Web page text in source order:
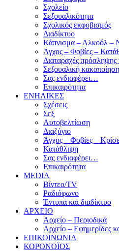
Σχολείο
Σεξουαλικότητα
Σχολικός εκφοβισμός
Διαδίκτυο
Κάπνισμα – Αλκοόλ –
Άγχος – Φοβίες –
Διαταραχές πρόσληψης
Σεξουαλική κακοποίηση
Σας ενδιαφέρει…
Επικαιρότητα
ΕΝΗΛΙΚΕΣ
Σχέσεις
Σεξ
Αυτοβελτίωση
Διαζύγιο
Άγχος – Φοβίες –
Κατάθλιψη
Σας ενδιαφέρει…
Επικαιρότητα
MEDIA
Βίντεο/TV
Ραδιόφωνο
Έντυπα και διαδίκτυο
ΑΡΧΕΙΟ
Αρχείο – Περιοδικά
Αρχείο – Εφημερίδες
ΕΠΙΚΟΙΝΩΝΙΑ
ΚΟΡΟΝΟΪΟΣ